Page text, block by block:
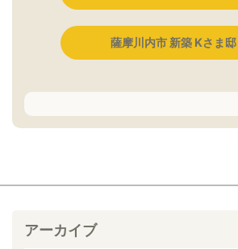
薩摩川内市 新築 Kさま邸
アーカイブ